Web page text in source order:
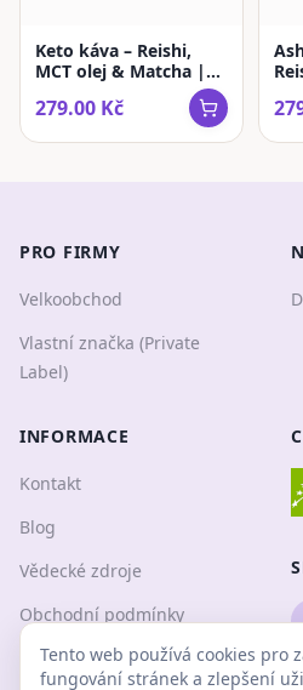
Keto káva – Reishi,
MCT olej & Matcha |
279.00 Kč
PRO FIRMY
Velkoobchod
Vlastní značka (Private
Label)
INFORMACE
Kontakt
Blog
Vědecké zdroje
Obchodní podmínky
Ochrana osobních údajů
Tento web používá cookies pro
fungování stránek a zlepšení